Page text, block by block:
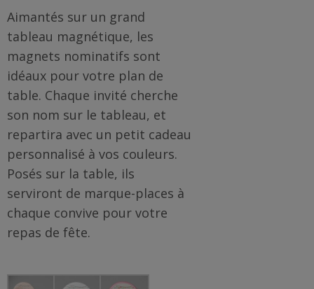
Aimantés sur un grand
tableau magnétique, les
magnets nominatifs sont
idéaux pour votre plan de
table. Chaque invité cherche
son nom sur le tableau, et
repartira avec un petit cadeau
personnalisé à vos couleurs.
Posés sur la table, ils
serviront de marque-places à
chaque convive pour votre
repas de fête.